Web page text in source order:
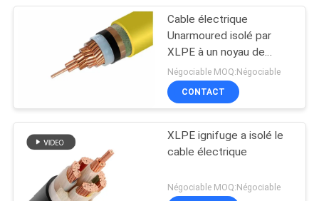
Cable électrique
Unarmoured isolé par
XLPE à un noyau de
tension de Middile de
cable électrique
Négociable MOQ:Négociable
CONTACT
XLPE ignifuge a isolé le
cable électrique
Négociable MOQ:Négociable